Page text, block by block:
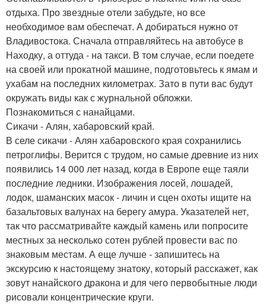
отдыха. Про звездные отели забудьте, но все
необходимое вам обеспечат. А добираться нужно от
Владивостока. Сначала отправляйтесь на автобусе в
Находку, а оттуда - на такси. В том случае, если поедете
на своей или прокатной машине, подготовьтесь к ямам и
ухабам на последних километрах. Зато в пути вас будут
окружать виды как с журнальной обложки.
Познакомиться с нанайцами.
Сикачи - Алян, хабаровский край.
В селе сикачи - Алян хабаровского края сохранились
петроглифы. Верится с трудом, но самые древние из них
появились 14 000 лет назад, когда в Европе еще таяли
последние ледники. Изображения лосей, лошадей,
лодок, шаманских масок - личин и сцен охоты ищите на
базальтовых валунах на берегу амура. Указателей нет,
так что рассматривайте каждый камень или попросите
местных за несколько сотен рублей провести вас по
знаковым местам. А еще лучше - запишитесь на
экскурсию к настоящему знатоку, который расскажет, как
зовут нанайского дракона и для чего первобытные люди
рисовали концентрические круги.